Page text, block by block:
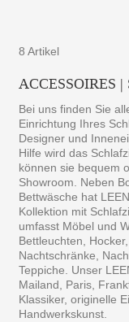
8 Artikel
ACCESSOIRES
Bei uns finden Sie
Einrichtung Ihres
Designer und
Hilfe wird das
können sie bequem
Showroom. Neben
Bettwäsche hat
Kollektion mit
umfasst Möbel und
Bettleuchten,
Nachtschränke,
Teppiche. Unser
Mailand, Paris,
Klassiker, originelle
Handwerkskunst.